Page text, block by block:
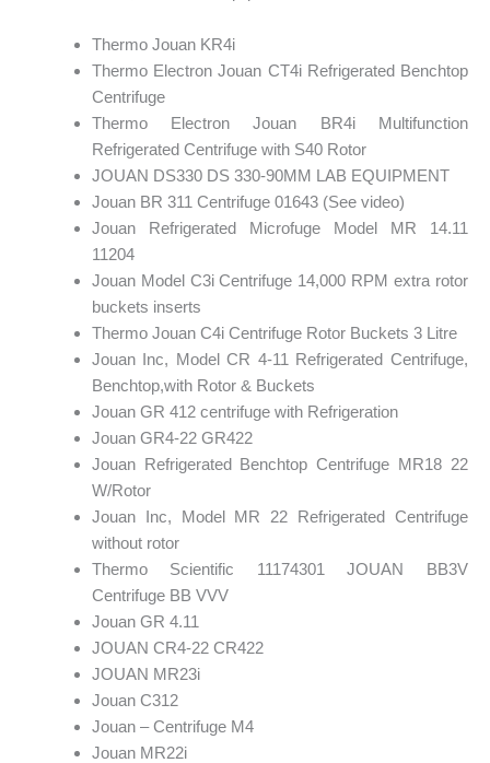
Thermo Jouan KR4i
Thermo Electron Jouan CT4i Refrigerated Benchtop
Centrifuge
Thermo Electron Jouan BR4i Multifunction
Refrigerated Centrifuge with S40 Rotor
JOUAN DS330 DS 330-90MM LAB EQUIPMENT
Jouan BR 311 Centrifuge 01643 (See video)
Jouan Refrigerated Microfuge Model MR 14.11
11204
Jouan Model C3i Centrifuge 14,000 RPM extra rotor
buckets inserts
Thermo Jouan C4i Centrifuge Rotor Buckets 3 Litre
Jouan Inc, Model CR 4-11 Refrigerated Centrifuge,
Benchtop,with Rotor & Buckets
Jouan GR 412 centrifuge with Refrigeration
Jouan GR4-22 GR422
Jouan Refrigerated Benchtop Centrifuge MR18 22
W/Rotor
Jouan Inc, Model MR 22 Refrigerated Centrifuge
without rotor
Thermo Scientific 11174301 JOUAN BB3V
Centrifuge BB VVV
Jouan GR 4.11
JOUAN CR4-22 CR422
JOUAN MR23i
Jouan C312
Jouan – Centrifuge M4
Jouan MR22i